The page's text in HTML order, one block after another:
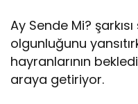
Ay Sende Mi?
olgunluğunu
hayranlarının
araya getiriyor.